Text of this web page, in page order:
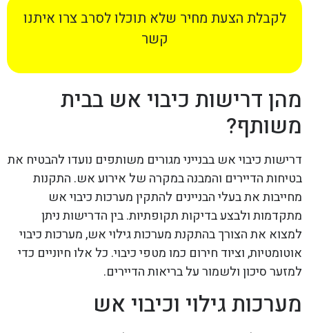
לקבלת הצעת מחיר שלא תוכלו לסרב צרו איתנו
קשר
מהן דרישות כיבוי אש בבית
משותף?
דרישות כיבוי אש בבנייני מגורים משותפים נועדו להבטיח את
בטיחות הדיירים והמבנה במקרה של אירוע אש. התקנות
מחייבות את בעלי הבניינים להתקין מערכות כיבוי אש
מתקדמות ולבצע בדיקות תקופתיות. בין הדרישות ניתן
למצוא את הצורך בהתקנת מערכות גילוי אש, מערכות כיבוי
אוטומטיות, וציוד חירום כמו מטפי כיבוי. כל אלו חיוניים כדי
למזער סיכון ולשמור על בריאות הדיירים.
מערכות גילוי וכיבוי אש